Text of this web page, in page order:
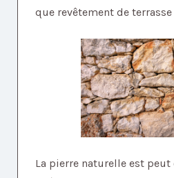
que revêtement de terrasse
La pierre naturelle est peut